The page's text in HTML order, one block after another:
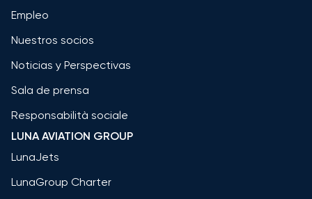
Empleo
Nuestros socios
Noticias y Perspectivas
Sala de prensa
Responsabilità sociale
LUNA AVIATION GROUP
LunaJets
LunaGroup Charter